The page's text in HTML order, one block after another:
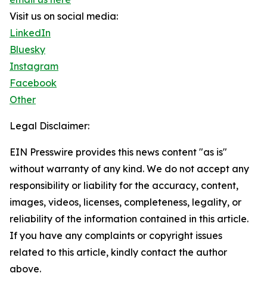
Visit us on social media:
LinkedIn
Bluesky
Instagram
Facebook
Other
Legal Disclaimer:
EIN Presswire provides this news content "as is"
without warranty of any kind. We do not accept any
responsibility or liability for the accuracy, content,
images, videos, licenses, completeness, legality, or
reliability of the information contained in this article.
If you have any complaints or copyright issues
related to this article, kindly contact the author
above.